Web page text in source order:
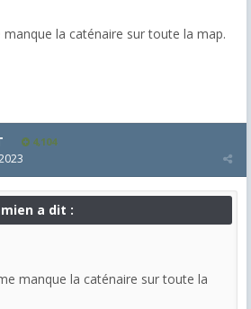
la caténaire sur toute la map.
4,104
a dit :
manque la caténaire sur toute la